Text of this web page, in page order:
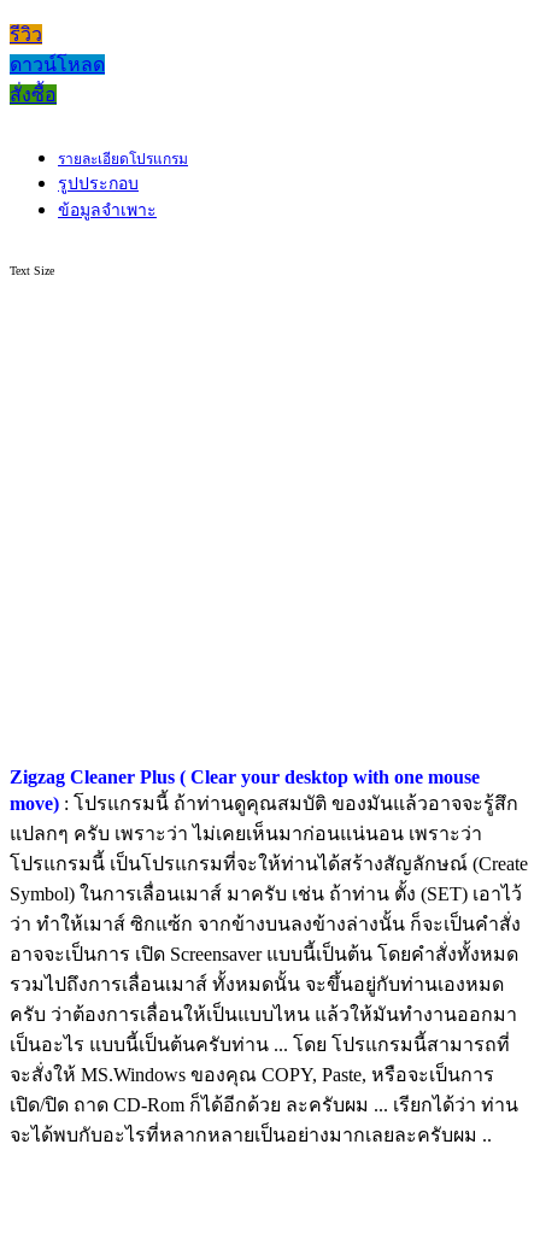
รีวิว
ดาวน์โหลด
สั่งซื้อ
รายละเอียดโปรแกรม
รูปประกอบ
ข้อมูลจำเพาะ
Text Size
Zigzag Cleaner Plus ( Clear your desktop with one mouse
move) : โปรแกรมนี้ ถ้าท่านดูคุณสมบัติ ของมันแล้วอาจจะรู้สึก
แปลกๆ ครับ เพราะว่า ไม่เคยเห็นมาก่อนแน่นอน เพราะว่า
โปรแกรมนี้ เป็นโปรแกรมที่จะให้ท่านได้สร้างสัญลักษณ์ (Create
Symbol) ในการเลื่อนเมาส์ มาครับ เช่น ถ้าท่าน ตั้ง (SET) เอาไว้
ว่า ทำให้เมาส์ ซิกแซ้ก จากข้างบนลงข้างล่างนั้น ก็จะเป็นคำสั่ง
อาจจะเป็นการ เปิด Screensaver แบบนี้เป็นต้น โดยคำสั่งทั้งหมด
รวมไปถึงการเลื่อนเมาส์ ทั้งหมดนั้น จะขึ้นอยู่กับท่านเองหมด
ครับ ว่าต้องการเลื่อนให้เป็นแบบไหน แล้วให้มันทำงานออกมา
เป็นอะไร แบบนี้เป็นต้นครับท่าน ... โดย โปรแกรมนี้สามารถที่
จะสั่งให้ MS.Windows ของคุณ COPY, Paste, หรือจะเป็นการ
เปิด/ปิด ถาด CD-Rom ก็ได้อีกด้วย ละครับผม ... เรียกได้ว่า ท่าน
จะได้พบกับอะไรที่หลากหลายเป็นอย่างมากเลยละครับผม ..